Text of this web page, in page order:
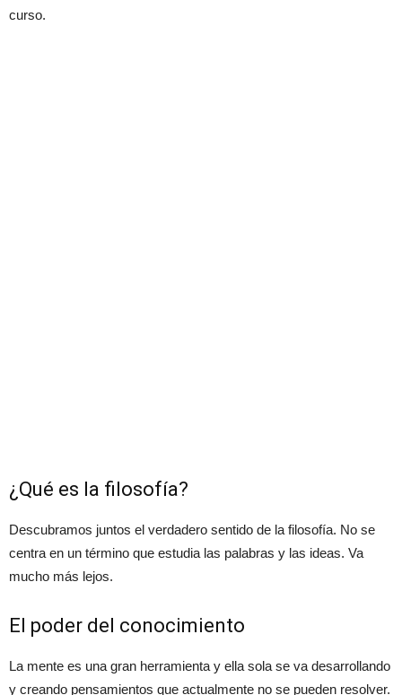
curso.
¿Qué es la filosofía?
Descubramos juntos el verdadero sentido de la filosofía. No se
centra en un término que estudia las palabras y las ideas. Va
mucho más lejos.
El poder del conocimiento
La mente es una gran herramienta y ella sola se va desarrollando
y creando pensamientos que actualmente no se pueden resolver.